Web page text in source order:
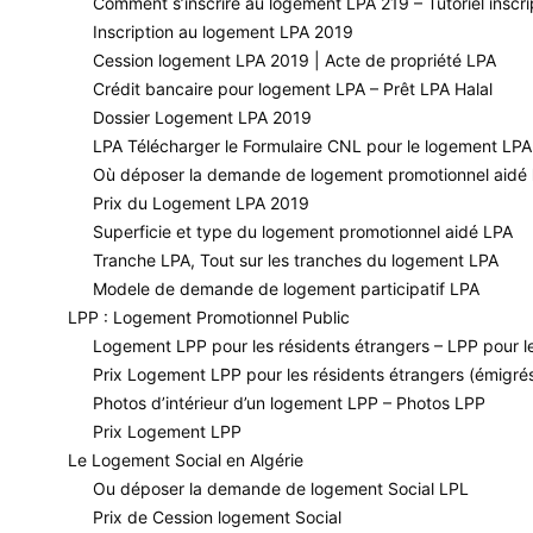
Inscription au logement LPA 2019
Cession logement LPA 2019 | Acte de propriété LPA
Crédit bancaire pour logement LPA – Prêt LPA Halal
Dossier Logement LPA 2019
LPA Télécharger le Formulaire CNL pour le logement
Où déposer la demande de logement promotionnel aidé
Prix du Logement LPA 2019
Superficie et type du logement promotionnel aidé LPA
Tranche LPA, Tout sur les tranches du logement LPA
Modele de demande de logement participatif LPA
LPP : Logement Promotionnel Public
Logement LPP pour les résidents étrangers – LPP pour
Prix Logement LPP pour les résidents étrangers
Photos d’intérieur d’un logement LPP – Photos LPP
Prix Logement LPP
Le Logement Social en Algérie
Ou déposer la demande de logement Social LPL
Prix de Cession logement Social
S’exprimant, jeudi dernier, sur la chaîne Ennahar TV, le
location-vente de2001et 2002. À compter du 5 septembre
par l’AADL. Ils devront remplir une fiche de vœux pour
fera, au plus tard, à la fin du mois d’octobre», a tranché
bénéficier d’un logement décent avec tant d’avantages.
Comme annoncé donc récemment, le ministre confirme
profit de quelque 89.153 souscripteurs ayant payé déjà la
du monde pour ce 5 septembre, c’est légitime. Pour ce
ça s’est produit lors des inscriptions de 2013», a-t-il
choix. Et gare aux actes de piratage, a-t-il avertit. «Si
sur ce point-là.» Par ailleurs, et interrogé sur l’éventualité
on ne peut plus clair. «Ceux qui ont procédé, en premier, à
aux choix des souscripteurs seront données dans les plus
que cette opération se résume en trois phases. «La
la décision de la pré-affectation. En revanche, il est permis
absolue. Et comme lors du payement de la 1re tranche, le